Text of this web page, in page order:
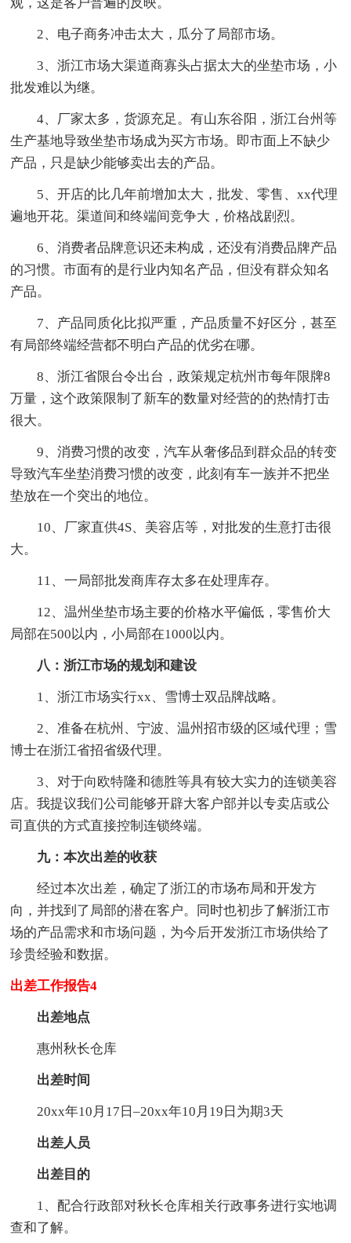
2、电子商务冲击太大，瓜分了局部市场。
3、浙江市场大渠道商寡头占据太大的坐垫市场，小
批发难以为继。
4、厂家太多，货源充足。有山东谷阳，浙江台州等
生产基地导致坐垫市场成为买方市场。即市面上不缺少
产品，只是缺少能够卖出去的产品。
5、开店的比几年前增加太大，批发、零售、xx代理
遍地开花。渠道间和终端间竞争大，价格战剧烈。
6、消费者品牌意识还未构成，还没有消费品牌产品
的习惯。市面有的是行业内知名产品，但没有群众知名
产品。
7、产品同质化比拟严重，产品质量不好区分，甚至
有局部终端经营都不明白产品的优劣在哪。
8、浙江省限台令出台，政策规定杭州市每年限牌8
万量，这个政策限制了新车的数量对经营的的热情打击
很大。
9、消费习惯的改变，汽车从奢侈品到群众品的转变
导致汽车坐垫消费习惯的改变，此刻有车一族并不把坐
垫放在一个突出的地位。
10、厂家直供4S、美容店等，对批发的生意打击很
大。
11、一局部批发商库存太多在处理库存。
12、温州坐垫市场主要的价格水平偏低，零售价大
局部在500以内，小局部在1000以内。
八：浙江市场的规划和建设
1、浙江市场实行xx、雪博士双品牌战略。
2、准备在杭州、宁波、温州招市级的区域代理；雪
博士在浙江省招省级代理。
3、对于向欧特隆和德胜等具有较大实力的连锁美容
店。我提议我们公司能够开辟大客户部并以专卖店或公
司直供的方式直接控制连锁终端。
九：本次出差的收获
经过本次出差，确定了浙江的市场布局和开发方
向，并找到了局部的潜在客户。同时也初步了解浙江市
场的产品需求和市场问题，为今后开发浙江市场供给了
珍贵经验和数据。
出差工作报告4
出差地点
惠州秋长仓库
出差时间
20xx年10月17日–20xx年10月19日为期3天
出差人员
出差目的
1、配合行政部对秋长仓库相关行政事务进行实地调
查和了解。